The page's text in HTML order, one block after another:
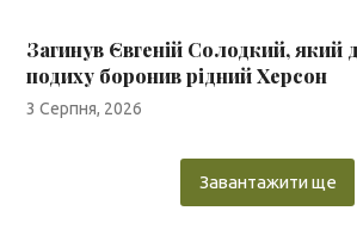
Загинув Євгеній Солодкий, який
подиху боронив рідний Херсон
3 Серпня, 2026
Завантажити ще